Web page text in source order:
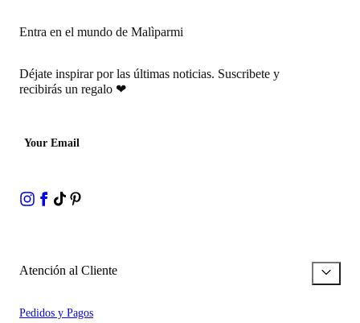
Entra en el mundo de Malìparmi
Déjate inspirar por las últimas noticias. Suscribete y
recibirás un regalo ❤
Your Email
Atención al Cliente
Pedidos y Pagos